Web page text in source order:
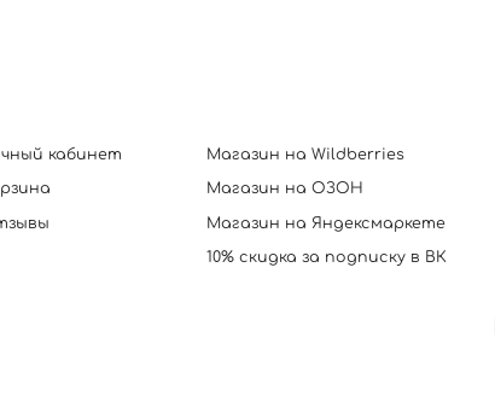
кабинет Магазин на Wildberries
Магазин на ОЗОН
Магазин на Яндексмаркете
10% скидка за подписку в ВК